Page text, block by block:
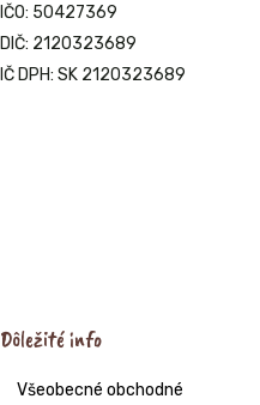
IČO: 50427369
DIČ: 2120323689
IČ DPH: SK 2120323689
Dôležité info
Všeobecné obchodné